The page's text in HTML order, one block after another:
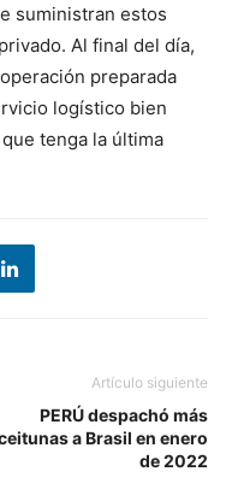
suministran estos
Al final del día,
preparada
logístico bien
tenga la última
Artículo siguiente
PERÚ despachó más
a Brasil en enero
de 2022